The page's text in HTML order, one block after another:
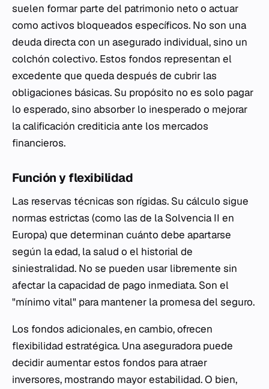
suelen formar parte del patrimonio neto o actuar
como activos bloqueados específicos. No son una
deuda directa con un asegurado individual, sino un
colchón colectivo. Estos fondos representan el
excedente que queda después de cubrir las
obligaciones básicas. Su propósito no es solo pagar
lo esperado, sino absorber lo inesperado o mejorar
la calificación crediticia ante los mercados
financieros.
Función y flexibilidad
Las reservas técnicas son rígidas. Su cálculo sigue
normas estrictas (como las de la Solvencia II en
Europa) que determinan cuánto debe apartarse
según la edad, la salud o el historial de
siniestralidad. No se pueden usar libremente sin
afectar la capacidad de pago inmediata. Son el
"mínimo vital" para mantener la promesa del seguro.
Los fondos adicionales, en cambio, ofrecen
flexibilidad estratégica. Una aseguradora puede
decidir aumentar estos fondos para atraer
inversores, mostrando mayor estabilidad. O bien,